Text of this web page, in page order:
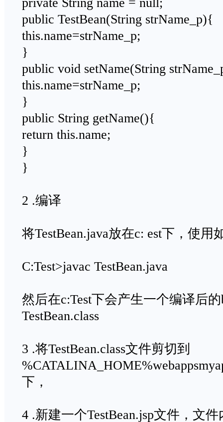
public TestBean(String strName_p){
this.name=strName_p;
}
public void setName(String
this.name=strName_p;
}
public String getName(){
return this.name;
}
}
2 .编译
将TestBean.java放在c: est下，使用
C:Test>javac TestBean.java
然后在c:Test下会产生一个编译后
TestBean.class
3 .将TestBean.class文件剪切到
下，
4 .新建一个TestBean.jsp文件，文